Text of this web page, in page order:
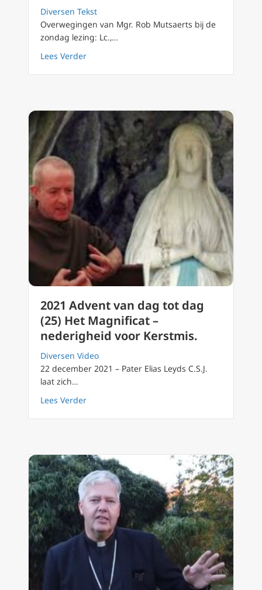
Diversen Tekst
Overwegingen van Mgr. Rob Mutsaerts bij de
zondag lezing: Lc.,…
Lees Verderabout Podcast #46: Zondag 2e Kerstdag
2021 Advent van dag tot dag
(25) Het Magnificat –
nederigheid voor Kerstmis.
Diversen Video
22 december 2021 – Pater Elias Leyds C.S.J.
laat zich…
Lees Verderabout 2021 Advent van dag tot dag (25)